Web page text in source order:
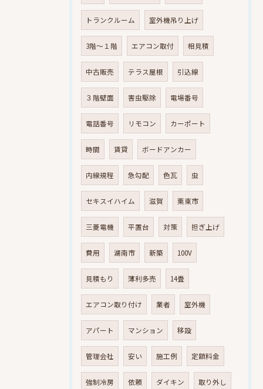
トランクルーム 室外機吊り上げ
3階～１階 エアコン取付 相見積
中古販売 テラス屋根 引込線
３階壁面 害虫駆除 電場番号
電話番号 リモコン カーポート
時間 賃貸 ボードアンカー
内線規程 急勾配 色瓦 虫
セキスイハイム 滋賀 栗東市
三菱電機 平置台 対策 担ぎ上げ
費用 湖南市 新築 100V
見積もり 薄利多売 14畳
エアコン取り付け 業者 室外機
アパート マンション 移設
管理会社 安い 施工例 定額料金
強制冷房 依頼 ダイキン 取り外し